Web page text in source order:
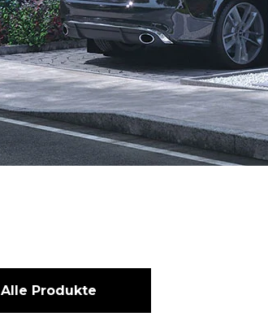
Alle Produkte